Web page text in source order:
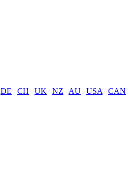
DE CH UK NZ AU USA CAN